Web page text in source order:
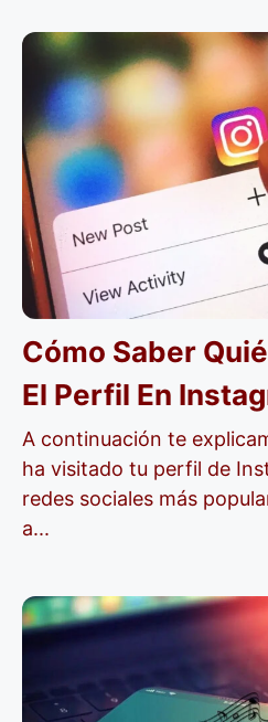
Cómo Saber
El Perfil En
A continuación te
ha visitado tu perfil de
redes sociales más
a...